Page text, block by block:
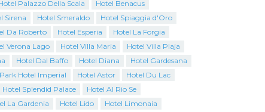
Palazzo Della Scala
Hotel Benacus
Sirena Hotel Smeraldo
Hotel Spiaggia d'Oro
Da Roberto Hotel Esperia
Hotel La Forgia
Verona Lago Hotel Villa Maria
Hotel Villa Plaja
Hotel Dal Baffo Hotel Diana
Hotel Gardesana
Park Hotel Imperial Hotel Astor
Hotel Du Lac
Hotel Splendid Palace
Hotel Al Rio Se
La Gardenia Hotel Lido
Hotel Limonaia